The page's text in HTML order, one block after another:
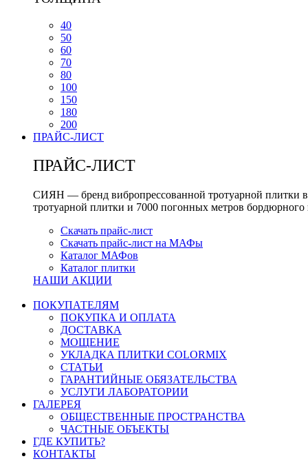
40
50
60
70
80
100
150
180
200
ПРАЙС-ЛИСТ
ПРАЙС-ЛИСТ
СИЯН — бренд вибропрессованной тротуарной плитки
тротуарной плитки и 7000 погонных метров бордюрного
Скачать прайс-лист
Скачать прайс-лист на МАФы
Каталог МАФов
Каталог плитки
НАШИ АКЦИИ
ПОКУПАТЕЛЯМ
ПОКУПКА И ОПЛАТА
ДОСТАВКА
МОЩЕНИЕ
УКЛАДКА ПЛИТКИ COLORMIX
СТАТЬИ
ГАРАНТИЙНЫЕ ОБЯЗАТЕЛЬСТВА
УСЛУГИ ЛАБОРАТОРИИ
ГАЛЕРЕЯ
ОБЩЕСТВЕННЫЕ ПРОСТРАНСТВА
ЧАСТНЫЕ ОБЪЕКТЫ
ГДЕ КУПИТЬ?
КОНТАКТЫ